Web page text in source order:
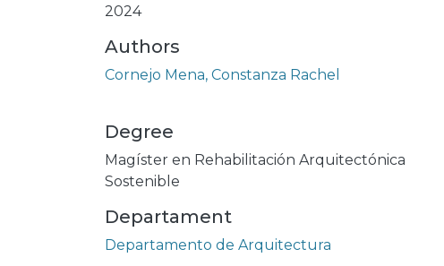
2024
Authors
Cornejo Mena, Constanza Rachel
Degree
Magíster en Rehabilitación Arquitectónica
Sostenible
Departament
Departamento de Arquitectura